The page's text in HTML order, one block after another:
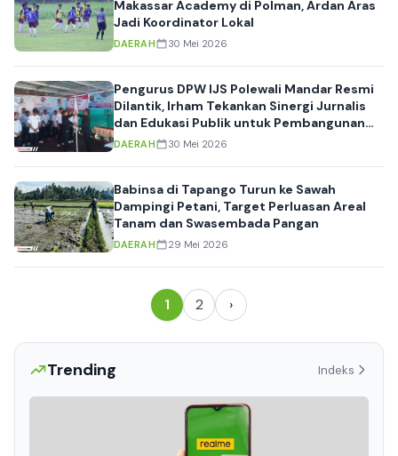
Makassar Academy di Polman, Ardan Aras
Jadi Koordinator Lokal
DAERAH 30 Mei 2026
Pengurus DPW IJS Polewali Mandar Resmi
Dilantik, Irham Tekankan Sinergi Jurnalis
dan Edukasi Publik untuk Pembangunan
Daerah
DAERAH 30 Mei 2026
Babinsa di Tapango Turun ke Sawah
Dampingi Petani, Target Perluasan Areal
Tanam dan Swasembada Pangan
DAERAH 29 Mei 2026
1 2 ›
Trending Indeks